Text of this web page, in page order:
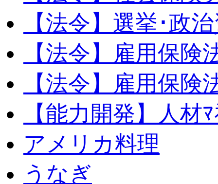
【法令】選挙･政
【法令】雇用保険
【法令】雇用保険
【能力開発】人材
アメリカ料理
うなぎ